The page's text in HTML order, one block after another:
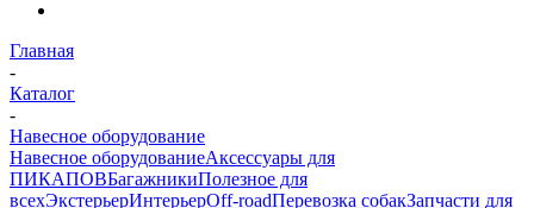
Главная
-
Каталог
-
Навесное оборудование
Навесное оборудованиеАксессуары для
ПИКАПОВБагажникиПолезное для
всехЭкстерьерИнтерьерOff-roadПеревозка собакЗапчасти для